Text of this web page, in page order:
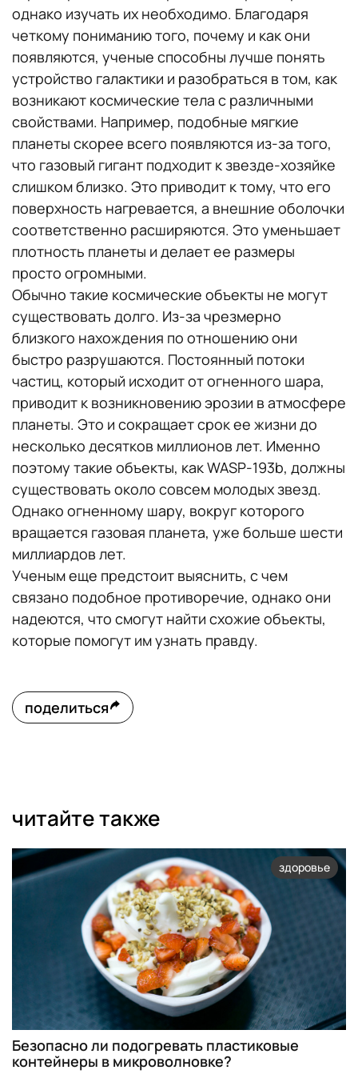
однако изучать их необходимо. Благодаря
четкому пониманию того, почему и как они
появляются, ученые способны лучше понять
устройство галактики и разобраться в том, как
возникают космические тела с различными
свойствами. Например, подобные мягкие
планеты скорее всего появляются из-за того,
что газовый гигант подходит к звезде-хозяйке
слишком близко. Это приводит к тому, что его
поверхность нагревается, а внешние оболочки
соответственно расширяются. Это уменьшает
плотность планеты и делает ее размеры
просто огромными.
Обычно такие космические объекты не могут
существовать долго. Из-за чрезмерно
близкого нахождения по отношению они
быстро разрушаются. Постоянный потоки
частиц, который исходит от огненного шара,
приводит к возникновению эрозии в атмосфере
планеты. Это и сокращает срок ее жизни до
несколько десятков миллионов лет. Именно
поэтому такие объекты, как WASP-193b, должны
существовать около совсем молодых звезд.
Однако огненному шару, вокруг которого
вращается газовая планета, уже больше шести
миллиардов лет.
Ученым еще предстоит выяснить, с чем
связано подобное противоречие, однако они
надеются, что смогут найти схожие объекты,
которые помогут им узнать правду.
поделиться
читайте также
здоровье
Безопасно ли подогревать пластиковые
контейнеры в микроволновке?